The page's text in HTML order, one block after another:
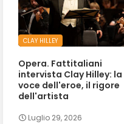
CLAY HILLEY
Opera. Fattitaliani
intervista Clay Hilley: la
voce dell'eroe, il rigore
dell'artista
Luglio 29, 2026